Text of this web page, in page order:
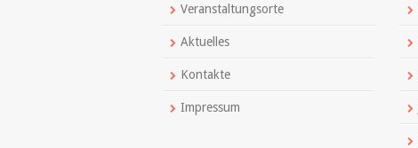
Veranstaltungsorte
Aktuelles
Kontakte
Impressum